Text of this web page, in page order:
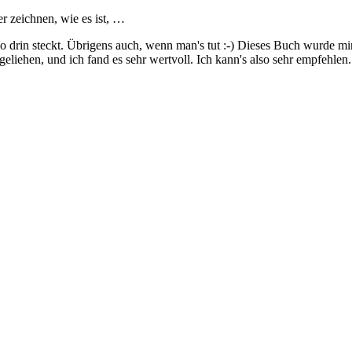
zeichnen, wie es ist, …
drin steckt. Übrigens auch, wenn man's tut :-) Dieses Buch wurde
und ich fand es sehr wertvoll. Ich kann's also sehr